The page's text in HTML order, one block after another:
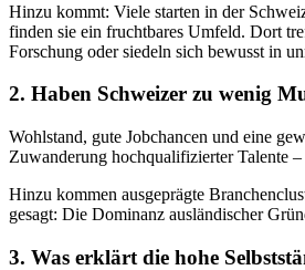
Hinzu kommt: Viele starten in der
finden sie ein fruchtbares Umfeld. Dort
Forschung oder siedeln sich bewusst in
2. Haben Schweizer zu wenig
Wohlstand, gute Jobchancen und eine
Zuwanderung hochqualifizierter Talente
Hinzu kommen ausgeprägte
gesagt: Die Dominanz ausländischer
3. Was erklärt die hohe